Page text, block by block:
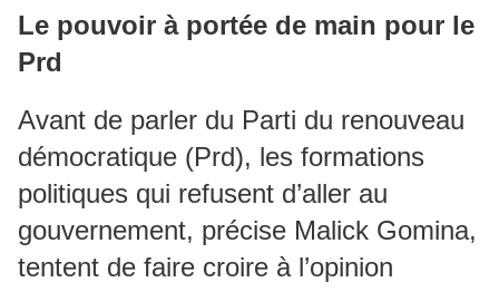
Le pouvoir à portée de main pour le
Prd
Avant de parler du Parti du renouveau
démocratique (Prd), les formations
politiques qui refusent d’aller au
gouvernement, précise Malick Gomina,
tentent de faire croire à l’opinion